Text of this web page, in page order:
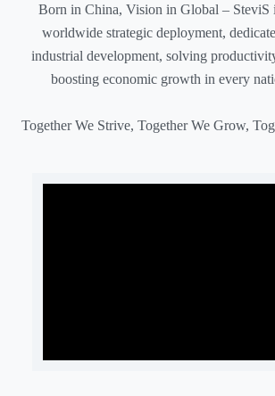
Born in China, Vision in Global – SteviS
worldwide strategic deployment,
industrial development, solving
boosting economic growth in every
Together We Strive, Together We Grow,